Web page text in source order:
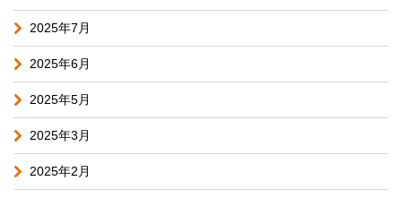
2025年7月
2025年6月
2025年5月
2025年3月
2025年2月